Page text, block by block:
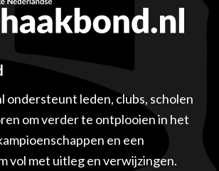
ondersteunt leden, clubs, scholen
om verder te ontplooien in het
en een
vol met uitleg en verwijzingen.